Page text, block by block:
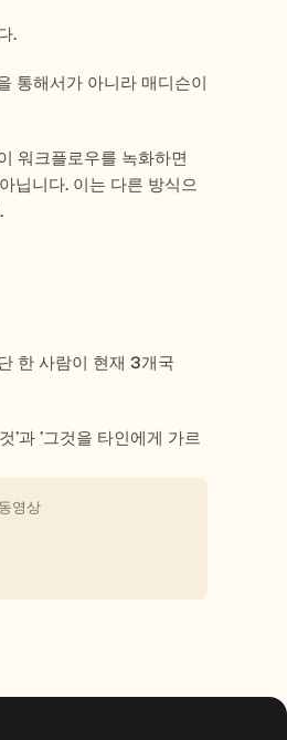
.
통해서가 아니라 매디슨이
워크플로우를 녹화하면
닙니다. 이는 다른 방식으
한 사람이 현재 3개국
'과 '그것을 타인에게 가르
영상